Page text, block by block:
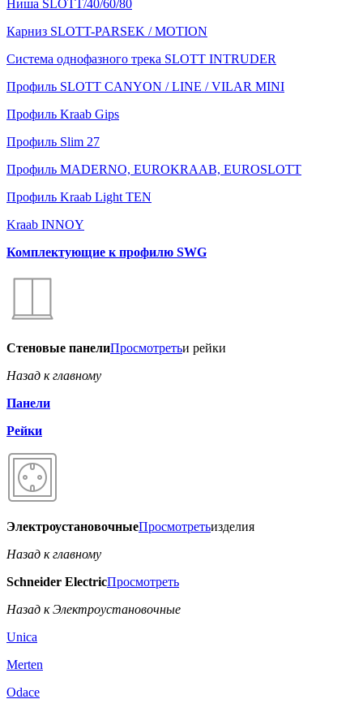
Ниша SLOTT/40/60/80
Карниз SLOTT-PARSEK / MOTION
Система однофазного трека SLOTT INTRUDER
Профиль SLOTT CANYON / LINE / VILAR MINI
Профиль Kraab Gips
Профиль Slim 27
Профиль MADERNO, EUROKRAAB, EUROSLOTT
Профиль Kraab Light TEN
Kraab INNOY
Комплектующие к профилю SWG
Стеновые панелиПросмотретьи рейки
Назад к главному
Панели
Рейки
ЭлектроустановочныеПросмотретьизделия
Назад к главному
Schneider ElectricПросмотреть
Назад к Электроустановочные
Unica
Merten
Odace